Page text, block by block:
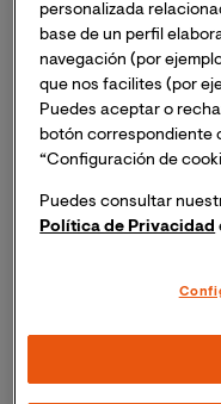
Presentación
Que las matemáticas
optimización de
debería serlo) desde
importancia se vuelve
masterclass
aplicaciones de las
de auge de las
desapareciendo,
personalizada
base de un perfil
navegación (por
que nos facilites (por
Puedes aceptar o
botón correspondiente
“Configuración de
Puedes consultar
Política de Privacidad